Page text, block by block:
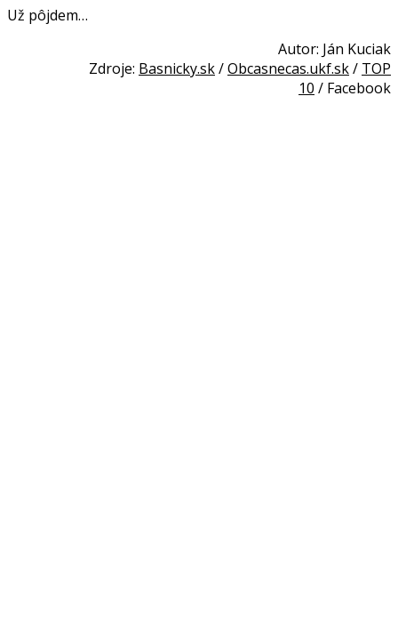
Už pôjdem…
Autor: Ján Kuciak
Zdroje: Basnicky.sk/Obcasnecas.ukf.sk/ TOP
10 / Facebook